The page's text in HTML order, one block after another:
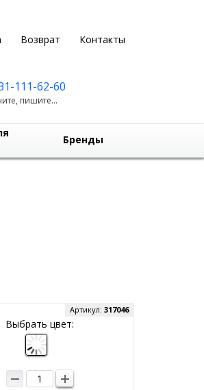
Возврат Контакты
111-62-60
пишите...
Бренды
Артикул: 317046
Выбрать цвет: